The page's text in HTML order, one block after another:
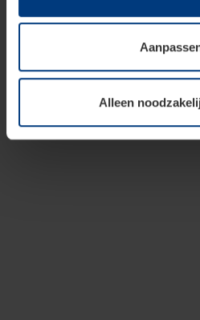
van deze pagina's absoluut
soorten cookies is uw
toestemming kunt u op elk
wijzigen of herroepen.
Alleen